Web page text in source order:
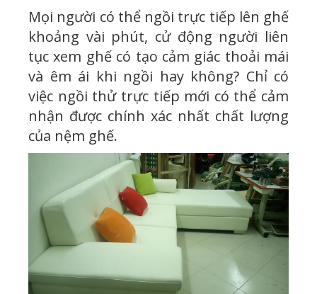
Mọi người có thể ngồi trực tiếp lên ghế
khoảng vài phút, cử động người liên
tục xem ghế có tạo cảm giác thoải mái
và êm ái khi ngồi hay không? Chỉ có
việc ngồi thử trực tiếp mới có thể cảm
nhận được chính xác nhất chất lượng
của nệm ghế.